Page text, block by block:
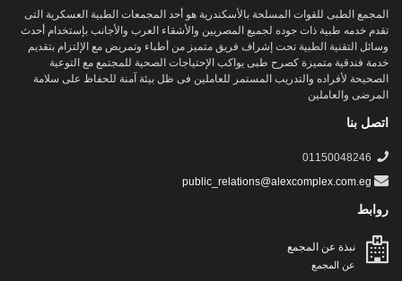
المجمع الطبى للقوات المسلحة بالأسكندرية هو أحد المجمعات الطبية العسكرية التى
تقدم خدمه طبية ذات جوده لجميع المصريين والأشقاء العرب والأجانب بإستخدام أحدث
وسائل التقنية الطبية تحت إشراف فريق متميز من أطباء وتمريض مع الإلتزام بتقديم
خدمة فندقية متميزة كصرح طبى يواكب الإحتياجات الصحية للمجتمع مع التوعية
الصحيحة لأفراده والتدريب المستمر للعاملين فى ظل بيئة آمنة للحفاظ على سلامة
المرضى والعاملين
اتصل بنا
01150048246
public_relations@alexcomplex.com.eg
روابط
نبذة عن المجمع
عن المجمع